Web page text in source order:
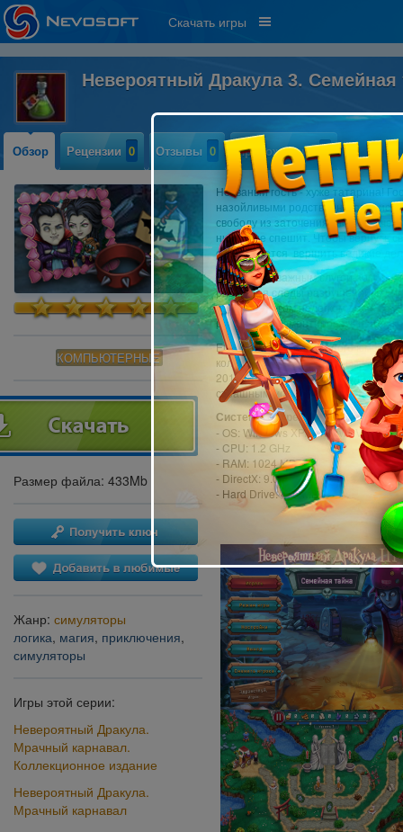
Скачать игры
Невероятный Дракула 3. Семейная
Обзор Рецензии 0 Отзывы 0 Прохождение 0
КОМПЬЮТЕРНЫЕ
Размер файла: 433Mb
Жанр: симуляторы
логика, магия, приключения,
симуляторы
Игры этой серии:
Невероятный Дракула.
Мрачный карнавал.
Коллекционное издание
Невероятный Дракула.
Мрачный карнавал
Незваный гость - хуже татарина!
назойливыми родственниками,
свободу из заточения. Пора бы
никуда не спешит. Чтобы вернуть
отправляется вершить великие
Вместе с отважным слугой-зомби
разгребая следы разрушений, и
друзьям в этом нелегком деле, вам
ресурсы, отремонтировать
Еще больше искрометного юмора,
колоритных персонажей вы
2016 года. Помогите Дракуле
страшным монстром!
Системные требования:
- OS: Windows XP/Windows Vista/
- CPU: 1.2 GHz
- RAM: 1024 MB
- DirectX: 9.0
- Hard Drive: 432 MB